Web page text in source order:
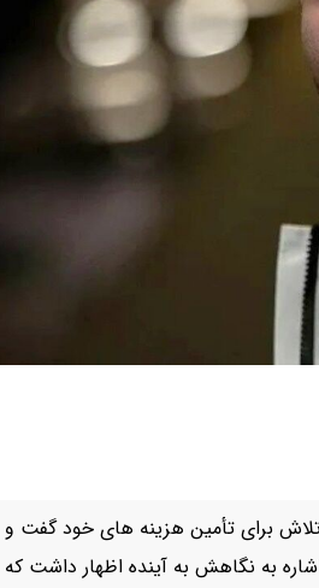
برای تأمین هزینه های خود گفت و
به نگاهش به آینده اظهار داشت که